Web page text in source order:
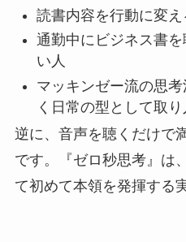
読書内容を行動に変
通勤中にビジネス書
い人
マッキンゼー流の思
く日常の型として取り
逆に、音声を聴くだけで
です。『ゼロ秒思考』は
て初めて本領を発揮する